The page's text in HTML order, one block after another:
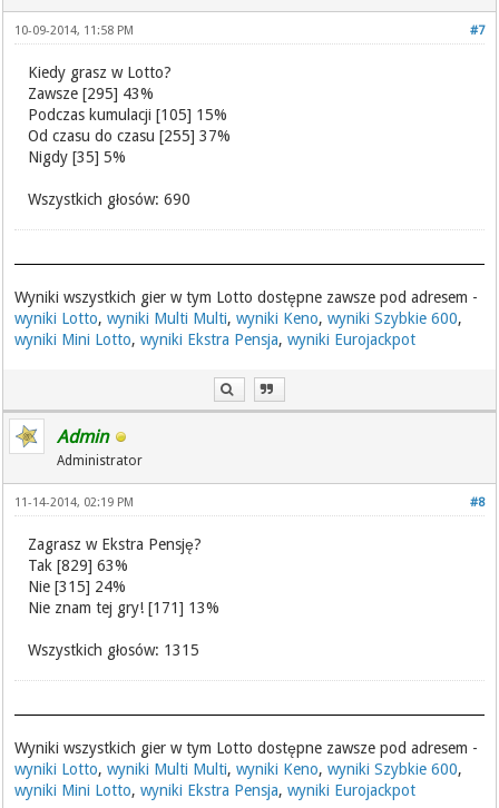
#7
10-09-2014, 11:58 PM
Kiedy grasz w Lotto?
Zawsze [295] 43%
Podczas kumulacji [105] 15%
Od czasu do czasu [255] 37%
Nigdy [35] 5%
Wszystkich głosów: 690
Wyniki wszystkich gier w tym Lotto dostępne zawsze pod adresem -
wyniki Lotto,wyniki Multi Multi,wyniki Keno,wyniki Szybkie 600,
wyniki Mini Lotto,wyniki Ekstra Pensja,wyniki Eurojackpot
Admin
Administrator
#8
11-14-2014, 02:19 PM
Zagrasz w Ekstra Pensję?
Tak [829] 63%
Nie [315] 24%
Nie znam tej gry! [171] 13%
Wszystkich głosów: 1315
Wyniki wszystkich gier w tym Lotto dostępne zawsze pod adresem -
wyniki Lotto,wyniki Multi Multi,wyniki Keno,wyniki Szybkie 600,
wyniki Mini Lotto,wyniki Ekstra Pensja,wyniki Eurojackpot